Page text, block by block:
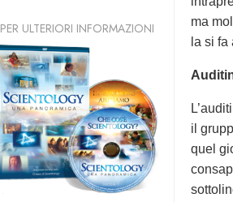
ma
la si
il
quel
PER ULTERIORI INFORMAZIONI